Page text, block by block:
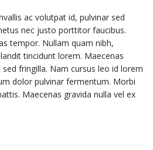
ac volutpat id, pulvinar sed
nec justo porttitor faucibus.
tempor. Nullam quam nibh,
tincidunt lorem. Maecenas
fringilla. Nam cursus leo id lorem
dolor pulvinar fermentum. Morbi
Maecenas gravida nulla vel ex